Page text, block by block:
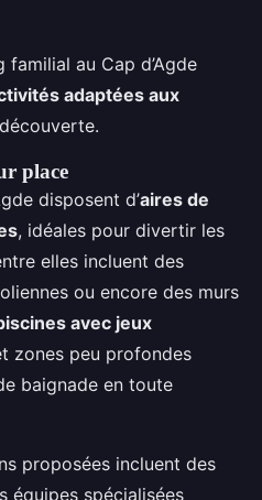
familial au Cap d’Agde
adaptées aux
place
disposent d’aires de
, idéales pour divertir les
elles incluent des
ou encore des murs
avec jeux
zones peu profondes
baignade en toute
proposées incluent des
équipes spécialisées